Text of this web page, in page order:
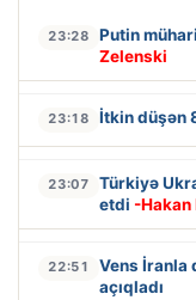
23:28 Putin
Zelenski
23:18 İtkin düşən
23:07
Türkiyə
etdi -Hakan
22:51
Vens İranla
açıqladı